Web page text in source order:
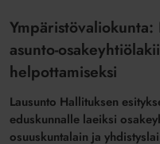
Ympäristövaliokunta:
asunto-
helpottamiseksi
Lausunto Hallituksen
eduskunnalle laeiksi
osuuskuntalain ja